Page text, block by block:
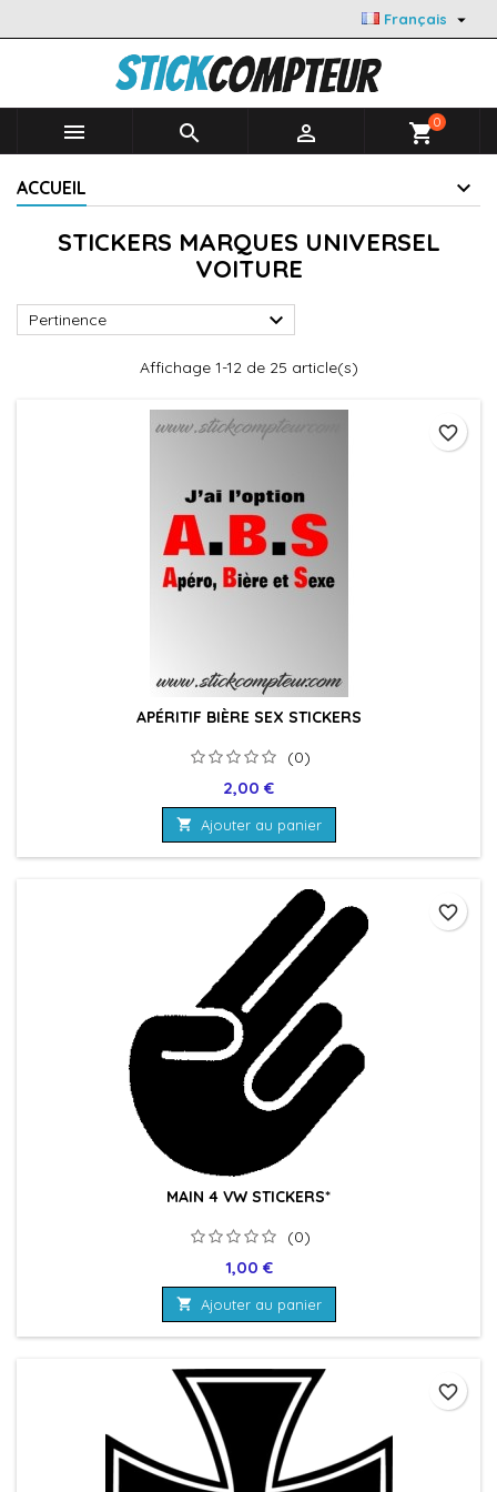
Français 
   shopping_cart0
ACCUEIL
STICKERS MARQUES UNIVERSEL
VOITURE
Pertinence 
Affichage 1-12 de 25 article(s)
APÉRITIF BIÈRE SEX STICKERS
(0)
Prix
2,00 €
 Ajouter au panier
favorite_border
MAIN 4 VW STICKERS*
(0)
Prix
1,00 €
 Ajouter au panier
favorite_border
favorite_border